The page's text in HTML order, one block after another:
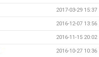
2017-03-29 15:37
2016-12-07 13:56
2016-11-15 20:02
2016-10-27 10:36